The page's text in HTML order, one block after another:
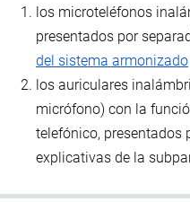
los microteléfonos
presentados por
del sistema armonizado
los auriculares
micrófono) con la
telefónico, presentados
explicativas de la